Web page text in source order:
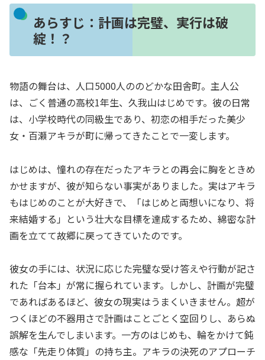
あらすじ：計画は完璧、実行は破
綻！？
物語の舞台は、人口5000人ののどかな田舎町。主人公
は、ごく普通の高校1年生、久我山はじめです。彼の日常
は、小学校時代の同級生であり、初恋の相手だった美少
女・百瀬アキラが町に帰ってきたことで一変します。
はじめは、憧れの存在だったアキラとの再会に胸をときめ
かせますが、彼が知らない事実がありました。実はアキラ
もはじめのことが大好きで、「はじめと両想いになり、将
来結婚する」という壮大な目標を達成するため、綿密な計
画を立てて故郷に戻ってきていたのです。
彼女の手には、状況に応じた完璧な受け答えや行動が記さ
れた「台本」が常に握られています。しかし、計画が完璧
であればあるほど、彼女の現実はうまくいきません。超が
つくほどの不器用さで計画はことごとく空回りし、あらぬ
誤解を生んでしまいます。一方のはじめも、輪をかけて鈍
感な「先走り体質」の持ち主。アキラの決死のアプローチ